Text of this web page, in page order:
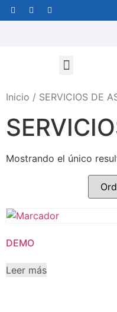
Inicio / SERVICIOS DE
Mostrando el único
DEMO
Leer más